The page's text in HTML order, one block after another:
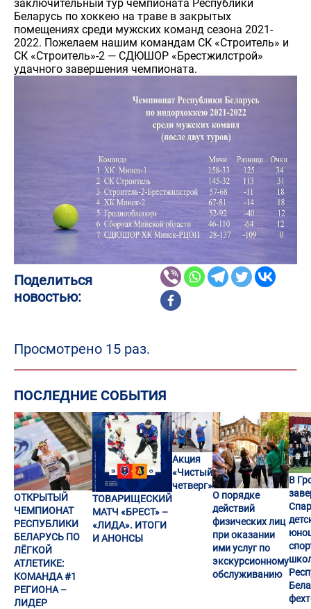
заключительный тур чемпионата Республики
Беларусь по хоккею на траве в закрытых
помещениях среди мужских команд сезона 2021-
2022. Пожелаем нашим командам СК «Строитель» и
СК «Строитель»-2 — СДЮШОР «Брестжилстрой»
удачного завершения чемпионата.
Поделиться
новостью:
Просмотрено 15 раз.
ПОСЛЕДНИЕ СОБЫТИЯ
ОТКРЫТЫЙ
ЧЕМПИОНАТ
РЕСПУБЛИКИ
БЕЛАРУСЬ ПО
ЛЁГКОЙ
АТЛЕТИКЕ:
КОМАНДА #1
РЕГИОНА –
ЛИДЕР
ТОВАРИЩЕСКИЙ
МАТЧ «БРЕСТ» –
«ЛИДА». ИТОГИ
И АНОНСЫ
Акция
«Чистый
четверг»
О порядке
действий
физических лиц
при оказании
ими услуг по
экскурсионному
обслуживанию
В